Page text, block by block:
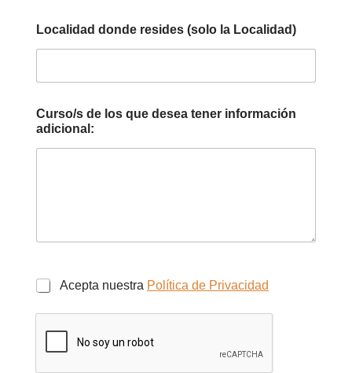
Localidad donde resides (solo la Localidad)
Curso/s de los que desea tener información
adicional:
Acepta nuestra Política de Privacidad